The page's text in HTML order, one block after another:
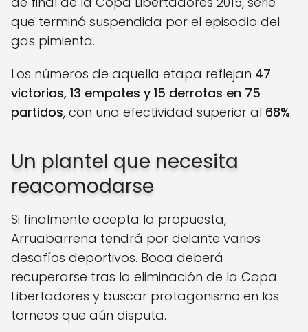
que terminó suspendida por el episodio del
gas pimienta.
Los números de aquella etapa reflejan 47
victorias, 13 empates y 15 derrotas en 75
partidos, con una efectividad superior al 68%.
Un plantel que necesita
reacomodarse
Si finalmente acepta la propuesta,
Arruabarrena tendrá por delante varios
desafíos deportivos. Boca deberá
recuperarse tras la eliminación de la Copa
Libertadores y buscar protagonismo en los
torneos que aún disputa.